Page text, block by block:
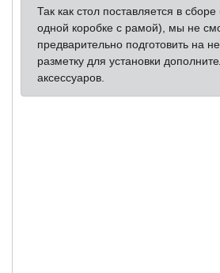
Так как стол поставляется в
одной коробке с рамой), мы не
предварительно подготовить на
разметку для установки
аксессуаров.